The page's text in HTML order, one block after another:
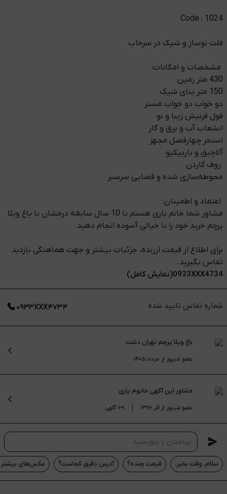
Code : 1024
فلت نوساز و شیک در سرخاب
️ مشخصات و امکانات:
430 متر زمین
150 متر بنای شیک
دو خواب دو خواب مستر
فول فرنیش زیبا و نو
انشعاب آب و برق و گاز
استخر چهارفصل مجهز
آلاچیق و باربیکیو
️ روف گاردن
محوطه‌سازی شده و فضایی سرسبز
️ اعتماد و اطمینان:
مشاور شما خانم یاری هستم با 10 سال سابقه درخشان با باغ ویلا
پرچم خرید خود را با خیالی آسوده انجام دهید.
برای اطلاع از قیمت ارزنده، جزئیات بیشتر و جهت هماهنگی بازدید
تماس بگیرید. ️
0933XXX4734(نمایش کامل)
شماره تماس تایید شده ۰۹۳۳XXX۴۷۳۴
باغ ویلا پرچم تهران دشت
عضو شیپور از مرداد ۱۴۰۵
مشاور این آگهی خانوم یاری
عضو شیپور از آذر ۱۳۹۶ ۶۹ آگهی
سلام، وقت بخیر. قیمت چنده؟ آدرس دقیق کجاست؟ عکس‌های بیشتر